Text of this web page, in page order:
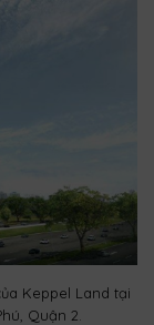
Keppel Land tại
Quận 2.